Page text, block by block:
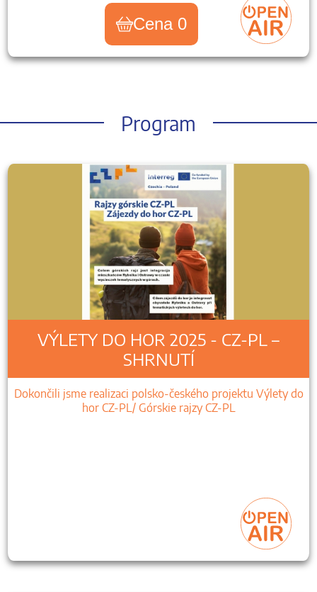
Cena 0
Program
VÝLETY DO HOR 2025 - CZ-PL –
SHRNUTÍ
Dokončili jsme realizaci polsko-českého projektu Výlety do
hor CZ-PL/ Górskie rajzy CZ-PL